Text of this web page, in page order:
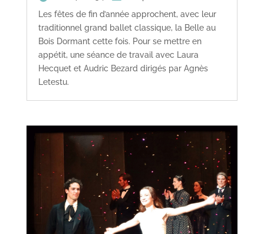
Les fêtes de fin d’année approchent, avec leur
traditionnel grand ballet classique, la Belle au
Bois Dormant cette fois. Pour se mettre en
appétit, une séance de travail avec Laura
Hecquet et Audric Bezard dirigés par Agnès
Letestu.